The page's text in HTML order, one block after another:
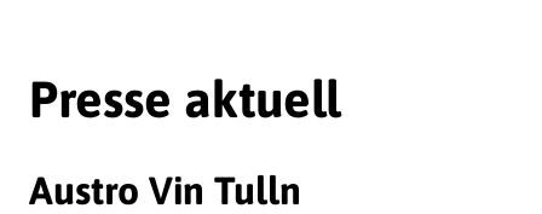
Presse aktuell
Austro Vin Tulln